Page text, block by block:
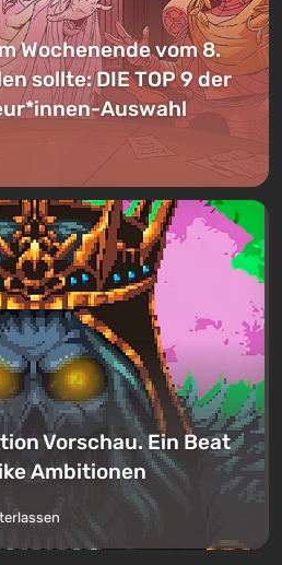
Wochenende vom 8.
sollte: DIE TOP 9 der
Auswahl
Vorschau. Ein Beat
Ambitionen